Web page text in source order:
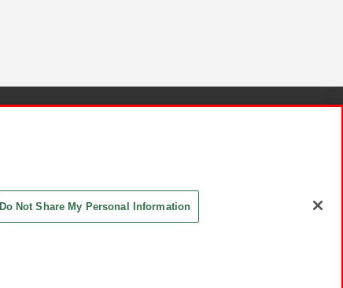
Do Not Share My Personal Information